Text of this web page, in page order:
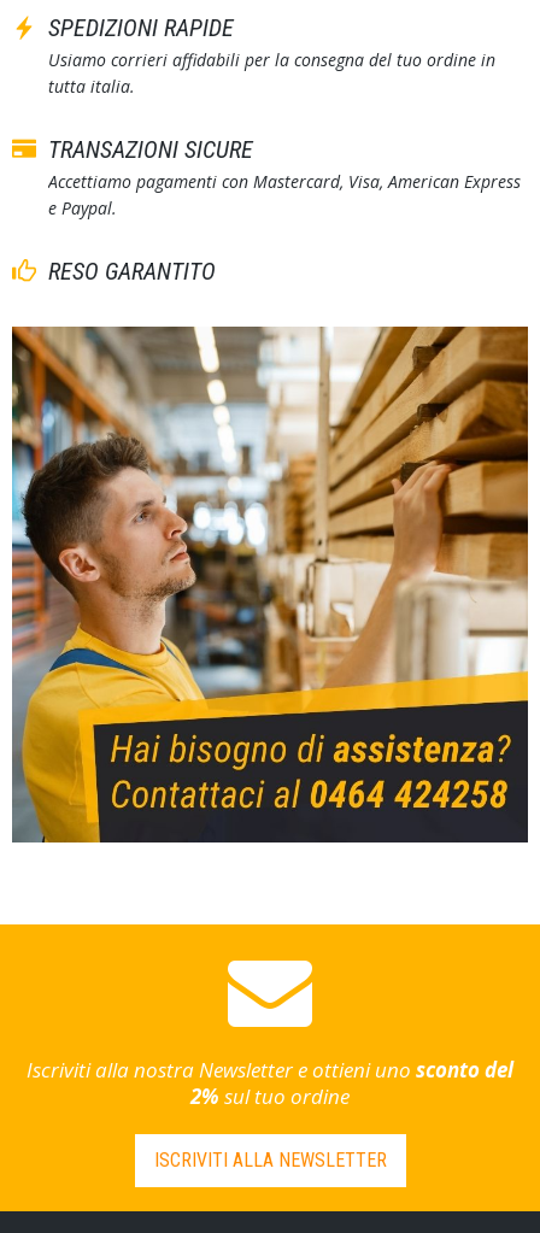
SPEDIZIONI RAPIDE
Usiamo corrieri affidabili per la consegna del tuo ordine in
tutta italia.
TRANSAZIONI SICURE
Accettiamo pagamenti con Mastercard, Visa, American Express
e Paypal.
RESO GARANTITO
Iscriviti alla nostra Newsletter e ottieni uno sconto del
2% sul tuo ordine
ISCRIVITI ALLA NEWSLETTER